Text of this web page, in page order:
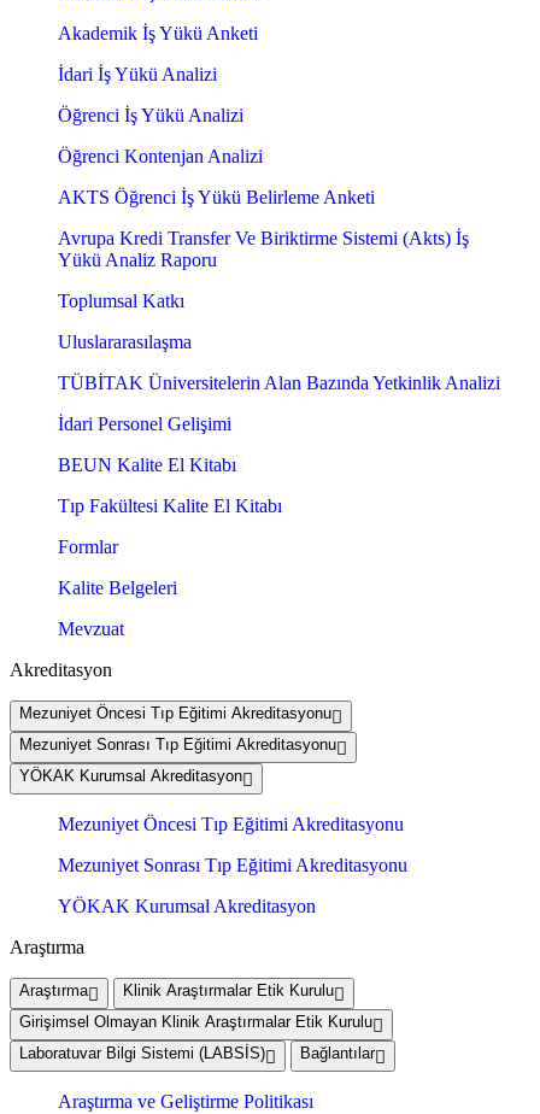
Akademik İş Yükü Anketi
İdari İş Yükü Analizi
Öğrenci İş Yükü Analizi
Öğrenci Kontenjan Analizi
AKTS Öğrenci İş Yükü Belirleme Anketi
Avrupa Kredi Transfer Ve Biriktirme Sistemi (Akts) İş
Yükü Analiz Raporu
Toplumsal Katkı
Uluslararasılaşma
TÜBİTAK Üniversitelerin Alan Bazında Yetkinlik Analizi
İdari Personel Gelişimi
BEUN Kalite El Kitabı
Tıp Fakültesi Kalite El Kitabı
Formlar
Kalite Belgeleri
Mevzuat
Akreditasyon
Mezuniyet Öncesi Tıp Eğitimi Akreditasyonu
Mezuniyet Sonrası Tıp Eğitimi Akreditasyonu
YÖKAK Kurumsal Akreditasyon
Mezuniyet Öncesi Tıp Eğitimi Akreditasyonu
Mezuniyet Sonrası Tıp Eğitimi Akreditasyonu
YÖKAK Kurumsal Akreditasyon
Araştırma
Araştırma
Klinik Araştırmalar Etik Kurulu
Girişimsel Olmayan Klinik Araştırmalar Etik Kurulu
Laboratuvar Bilgi Sistemi (LABSİS)
Bağlantılar
Araştırma ve Geliştirme Politikası